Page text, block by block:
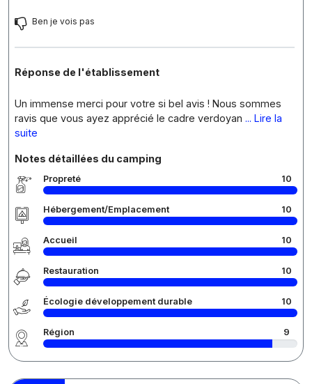
Ben je vois pas
Réponse de l'établissement
Un immense merci pour votre si bel avis ! Nous sommes
ravis que vous ayez apprécié le cadre verdoyan ... Lire la
suite
Notes détaillées du camping
Propreté 10
Hébergement/Emplacement 10
Accueil 10
Restauration 10
Écologie développement durable 10
Région 9